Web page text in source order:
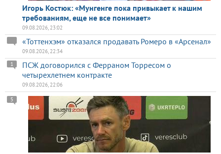
Игорь Костюк: «Мунгенге пока привыкает к нашим
требованиям, еще не все понимает»
09.08.2026, 23:02
«Тоттенхэм» отказался продавать Ромеро в «Арсенал»
09.08.2026, 22:34
ПСЖ договорился с Ферраном Торресом о
четырехлетнем контракте
1
09.08.2026, 22:06
5